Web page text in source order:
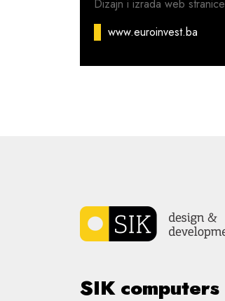
Dizajn i izrada web stranice
www.euroinvest.ba
SIK computers